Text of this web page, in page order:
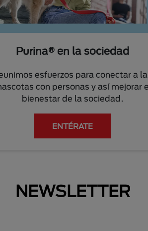
Purina® en la sociedad
esfuerzos para conectar a
con personas y así mejorar
bienestar de la sociedad.
ENTÉRATE
NEWSLETTER